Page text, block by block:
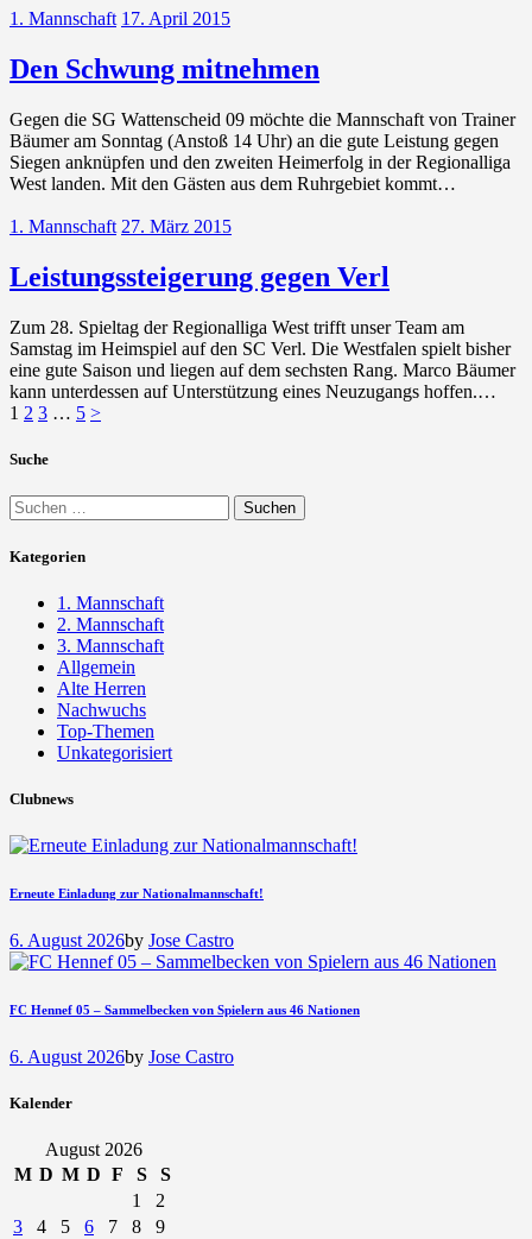
1. Mannschaft 17. April 2015
Den Schwung mitnehmen
Gegen die SG Wattenscheid 09 möchte die Mannschaft von Trainer
Bäumer am Sonntag (Anstoß 14 Uhr) an die gute Leistung gegen
Siegen anknüpfen und den zweiten Heimerfolg in der Regionalliga
West landen. Mit den Gästen aus dem Ruhrgebiet kommt…
1. Mannschaft 27. März 2015
Leistungssteigerung gegen Verl
Zum 28. Spieltag der Regionalliga West trifft unser Team am
Samstag im Heimspiel auf den SC Verl. Die Westfalen spielt bisher
eine gute Saison und liegen auf dem sechsten Rang. Marco Bäumer
kann unterdessen auf Unterstützung eines Neuzugangs hoffen.…
Seitennummerierung
der
Seite
1 Seite
2 Seite
3 … Seite
5 >
Suche
Suchen
nach:
Kategorien
1. Mannschaft
2. Mannschaft
3. Mannschaft
Allgemein
Alte Herren
Nachwuchs
Top-Themen
Unkategorisiert
Clubnews
Erneute Einladung zur Nationalmannschaft!
6. August 2026by Jose Castro
FC Hennef 05 – Sammelbecken von Spielern aus 46 Nationen
6. August 2026by Jose Castro
Kalender
August 2026
M D M D F S
S
1
2
3
4 5 6 7 8 9